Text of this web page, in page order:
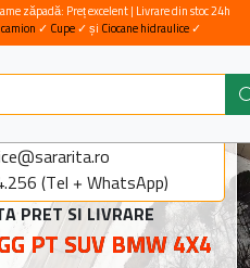
(Tel + WhatsApp)
PRET SI LIVRARE
PT SUV BMW 4X4
zăpadă: Preț excelent | Livrare din stoc 24h
✓ Cupe ✓ și Ciocane hidraulice✓